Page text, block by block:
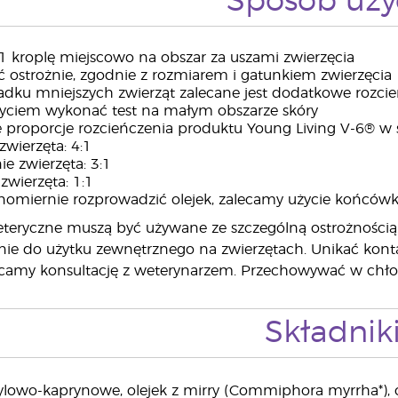
kroplę miejscowo na obszar za uszami zwierzęcia
ostrożnie, zgodnie z rozmiarem i gatunkiem zwierzęcia
mniejszych zwierząt zalecane jest dodatkowe
wykonać test na małym obszarze skóry
proporcje rozcieńczenia produktu Young Living V-6® w
4:1
zwierzęta: 3:1
1:1
rozprowadzić olejek, zalecamy użycie
muszą być używane ze szczególną
do użytku zewnętrznego na zwierzętach. Unikać
konsultację z weterynarzem. Przechowywać w
kaprynowe, olejek z mirry (Commiphora